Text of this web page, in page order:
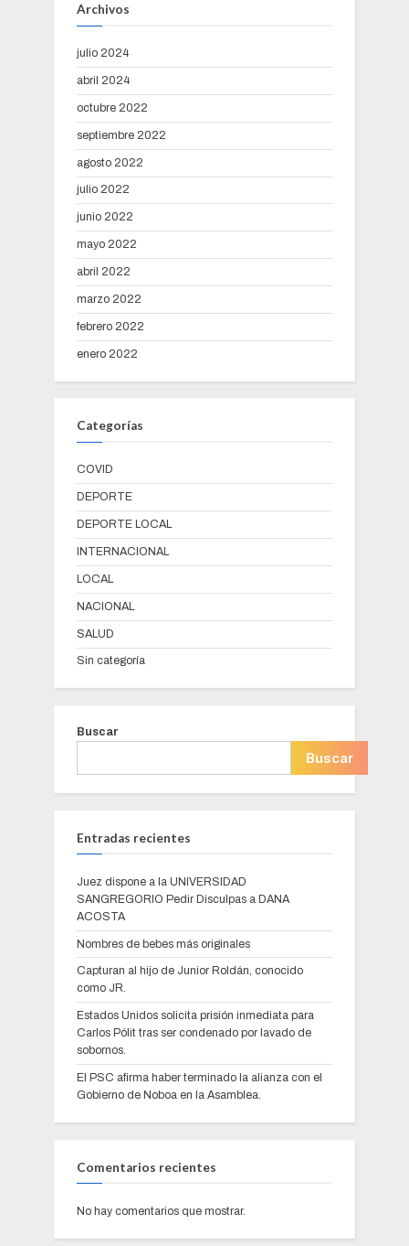
Archivos
julio 2024
abril 2024
octubre 2022
septiembre 2022
agosto 2022
julio 2022
junio 2022
mayo 2022
abril 2022
marzo 2022
febrero 2022
enero 2022
Categorías
COVID
DEPORTE
DEPORTE LOCAL
INTERNACIONAL
LOCAL
NACIONAL
SALUD
Sin categoría
Buscar
Buscar
Entradas recientes
Juez dispone a la UNIVERSIDAD
SANGREGORIO Pedir Disculpas a DANA
ACOSTA
Nombres de bebes más originales
Capturan al hijo de Junior Roldán, conocido
como JR.
Estados Unidos solicita prisión inmediata para
Carlos Pólit tras ser condenado por lavado de
sobornos.
El PSC afirma haber terminado la alianza con el
Gobierno de Noboa en la Asamblea.
Comentarios recientes
No hay comentarios que mostrar.